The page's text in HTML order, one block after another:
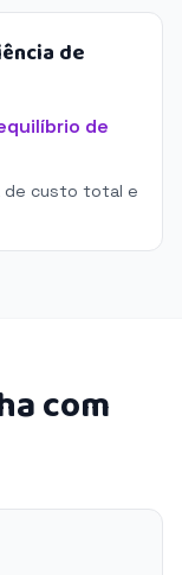
de
de
de custo total e
com